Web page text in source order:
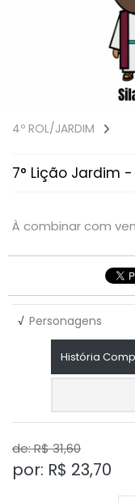
4º ROL/JARDIM
7° Lição Jardim
À combinar com
√ Personagens
História
de: R$31,60
por: R$ 23,70